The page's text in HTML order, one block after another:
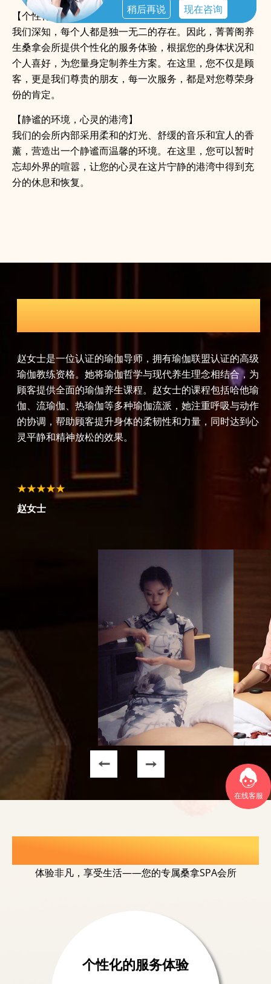
稍后再说 现在咨询
在线客服
【个性化的体验，尊荣的享受】
我们深知，每个人都是独一无二的存在。因此，菁菁阁养
生桑拿会所提供个性化的服务体验，根据您的身体状况和
个人喜好，为您量身定制养生方案。在这里，您不仅是顾
客，更是我们尊贵的朋友，每一次服务，都是对您尊荣身
份的肯定。
【静谧的环境，心灵的港湾】
我们的会所内部采用柔和的灯光、舒缓的音乐和宜人的香
薰，营造出一个静谧而温馨的环境。在这里，您可以暂时
忘却外界的喧嚣，让您的心灵在这片宁静的港湾中得到充
分的休息和恢复。
足疗师
孙师傅在足疗领域有着10年的工作经验，他对人体足部的
穴位和反射区有着深入的研究。他的足疗服务结合了中医
理论和现代足部护理技术，通过精准的按摩手法和专业的
护理流程，有效改善顾客的足部血液循环，缓解足部疲
劳。孙师傅的足疗服务不仅能够促进身体健康，还能够提
升睡眠质量，让顾客在忙碌的生活中找到片刻的宁静。
孙师傅
选择我们的理由
体验非凡，享受生活——您的专属桑拿SPA会所
个性化的服务体验